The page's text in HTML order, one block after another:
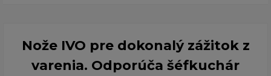
Nože IVO pre dokonalý zážitok z
varenia. Odporúča šéfkuchár